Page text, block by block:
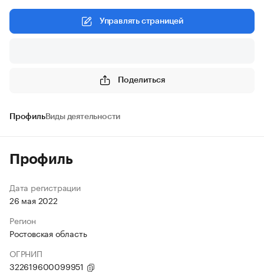
Управлять страницей
Поделиться
ПрофильВиды деятельности
Профиль
Дата регистрации
26 мая 2022
Регион
Ростовская область
ОГРНИП
322619600099951